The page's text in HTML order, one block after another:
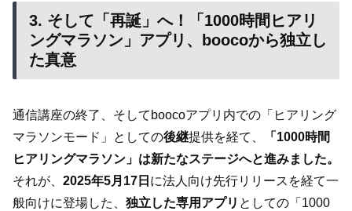
3. そして「再誕」へ！「1000時間ヒアリ
ングマラソン」アプリ、boocoから独立し
た真意
通信講座の終了、そしてboocoアプリ内での「ヒアリング
マラソンモード」としての後継提供を経て、
「1000時間
ヒアリングマラソン」は新たなステージへと進みました。
それが、 2025年5月17日 に法人向け先行リリースを経て一
般向けに登場した、 独立した専用アプリ としての「1000